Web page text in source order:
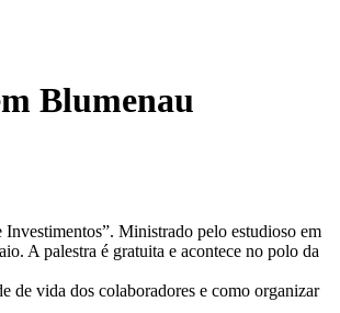
Blumenau
Ministrado pelo estudioso em
A palestra é gratuita e acontece no polo da
de vida dos colaboradores e como organizar